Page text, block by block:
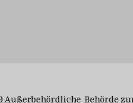
Außerbehördliche Behörde